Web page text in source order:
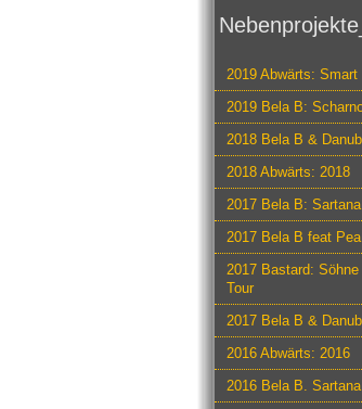
Nebenprojekte_
2019 Abwärts: Smart
2019 Bela B:
2018 Bela B &
2018 Abwärts: 2018
2017 Bela B:
2017 Bela B feat
2017 Bastard:
Tour
2017 Bela B &
2016 Abwärts: 2016
2016 Bela B.